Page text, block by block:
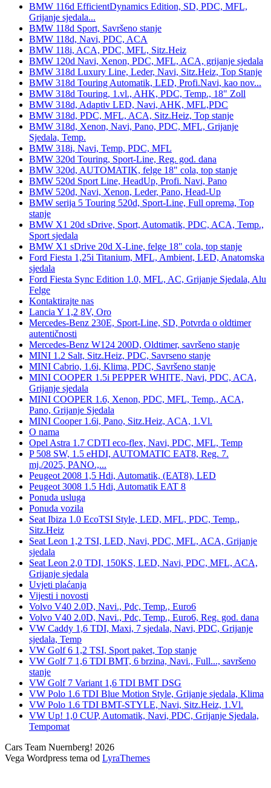
BMW 116d EfficientDynamics Edition, SD, PDC, MFL,
Grijanje sjedala...
BMW 118d Sport, Savršeno stanje
BMW 118d, Navi, PDC, ACA
BMW 118i, ACA, PDC, MFL, Sitz.Heiz
BMW 120d Navi, Xenon, PDC, MFL, ACA, grijanje sjedala
BMW 318d Luxury Line, Leder, Navi, Sitz.Heiz, Top Stanje
BMW 318d Touring Automatik, LED, Profi.Navi, kao nov...
BMW 318d Touring, 1.vl., AHK, PDC, Temp., 18" Zoll
BMW 318d, Adaptiv LED, Navi, AHK, MFL,PDC
BMW 318d, PDC, MFL, ACA, Sitz.Heiz, Top stanje
BMW 318d, Xenon, Navi, Pano, PDC, MFL, Grijanje
Sjedala, Temp.
BMW 318i, Navi, Temp, PDC, MFL
BMW 320d Touring, Sport-Line, Reg. god. dana
BMW 320d, AUTOMATIK, felge 18" cola, top stanje
BMW 520d Sport Line, HeadUp, Profi. Navi, Pano
BMW 520d, Navi, Xenon, Leder, Pano, Head-Up
BMW serija 5 Touring 520d, Sport-Line, Full oprema, Top
stanje
BMW X1 20d sDrive, Sport, Automatik, PDC, ACA, Temp.,
Sport sjedala
BMW X1 sDrive 20d X-Line, felge 18" cola, top stanje
Ford Fiesta 1,25i Titanium, MFL, Ambient, LED, Anatomska
sjedala
Ford Fiesta Sync Edition 1.0, MFL, AC, Grijanje Sjedala, Alu
Felge
Kontaktirajte nas
Lancia Y 1,2 8V, Oro
Mercedes-Benz 230E, Sport-Line, SD, Potvrda o oldtimer
autentičnosti
Mercedes-Benz W124 200D, Oldtimer, savršeno stanje
MINI 1.2 Salt, Sitz.Heiz, PDC, Savrseno stanje
MINI Cabrio, 1.6i, Klima, PDC, Savršeno stanje
MINI COOPER 1.5i PEPPER WHITE, Navi, PDC, ACA,
Grijanje sjedala
MINI COOPER 1.6, Xenon, PDC, MFL, Temp., ACA,
Pano, Grijanje Sjedala
MINI Cooper 1.6i, Pano, Sitz.Heiz, ACA, 1.Vl.
O nama
Opel Astra 1.7 CDTI eco-flex, Navi, PDC, MFL, Temp
P 508 SW, 1.5 eHDI, AUTOMATIC EAT8, Reg. 7.
mj./2025, PANO.,...
Peugeot 2008 1,5 Hdi, Automatik, (EAT8), LED
Peugeot 3008 1.5 Hdi, Automatik EAT 8
Ponuda usluga
Ponuda vozila
Seat Ibiza 1.0 EcoTSI Style, LED, MFL, PDC, Temp.,
Sitz.Heiz
Seat Leon 1,2 TSI, LED, Navi, PDC, MFL, ACA, Grijanje
sjedala
Seat Leon 2,0 TDI, 150KS, LED, Navi, PDC, MFL, ACA,
Grijanje sjedala
Uvjeti plaćanja
Vijesti i novosti
Volvo V40 2.0D, Navi., Pdc, Temp., Euro6
Volvo V40 2.0D, Navi., Pdc, Temp., Euro6, Reg. god. dana
VW Caddy 1,6 TDI, Maxi, 7 sjedala, Navi, PDC, Grijanje
sjedala, Temp
VW Golf 6 1,2 TSI, Sport paket, Top stanje
VW Golf 7 1,6 TDI BMT, 6 brzina, Navi., Full..., savršeno
stanje
VW Golf 7 Variant 1,6 TDI BMT DSG
VW Polo 1.6 TDI Blue Motion Style, Grijanje sjedala, Klima
VW Polo 1.6 TDI BMT-STYLE, Navi, Sitz.Heiz, 1.Vl.
VW Up! 1,0 CUP, Automatik, Navi, PDC, Grijanje Sjedala,
Tempomat
Cars Team Nuernberg! 2026
Vega Wordpress tema od LyraThemes